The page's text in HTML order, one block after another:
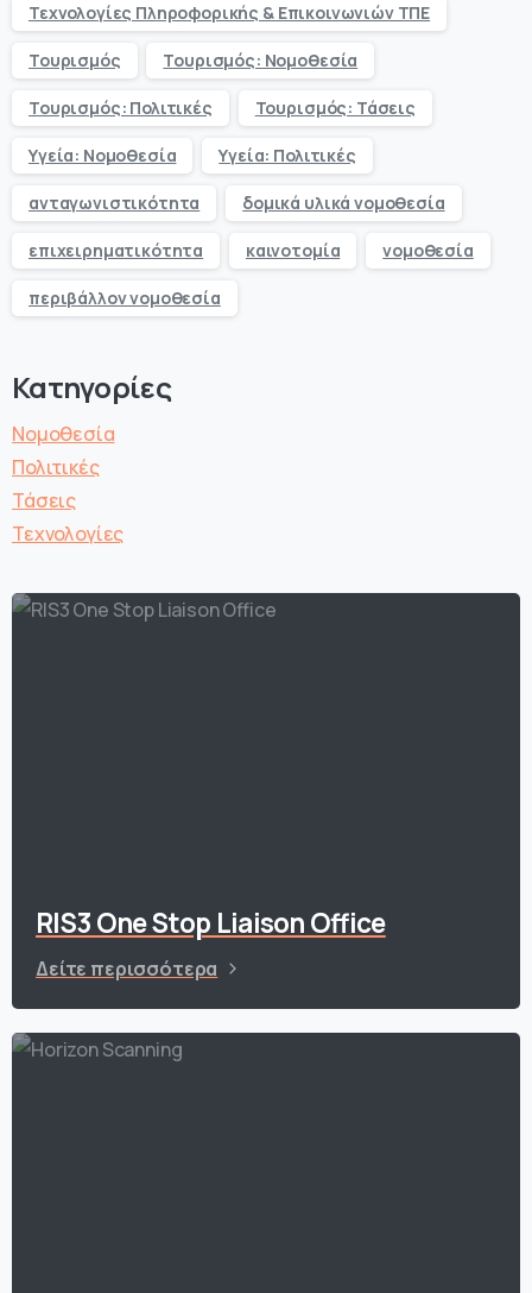
Τεχνολογίες Πληροφορικής & Επικοινωνιών ΤΠΕ
Τουρισμός Τουρισμός: Νομοθεσία
Τουρισμός: Πολιτικές Τουρισμός: Τάσεις
Υγεία: Νομοθεσία Υγεία: Πολιτικές
ανταγωνιστικότητα δομικά υλικά νομοθεσία
επιχειρηματικότητα καινοτομία νομοθεσία
περιβάλλον νομοθεσία
Κατηγορίες
Νομοθεσία
Πολιτικές
Τάσεις
Τεχνολογίες
RIS3 One Stop Liaison Office
Δείτε περισσότερα